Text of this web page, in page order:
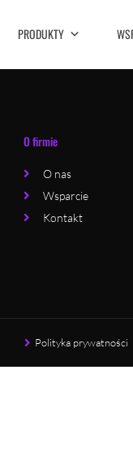
PRODUKTY
O firmie
O nas
Wsparcie
Kontakt
Polityka prywatności